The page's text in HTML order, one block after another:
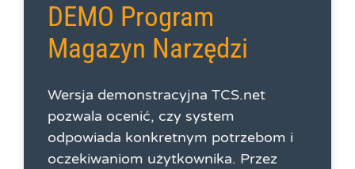
DEMO Program
Magazyn Narzędzi
Wersja demonstracyjna TCS.net
pozwala ocenić, czy system
odpowiada konkretnym potrzebom i
oczekiwaniom użytkownika. Przez